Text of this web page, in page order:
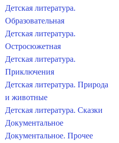
Детская литература.
Образовательная
Детская литература.
Остросюжетная
Детская литература.
Приключения
Детская литература. Природа
и животные
Детская литература. Сказки
Документальное
Документальное. Прочее